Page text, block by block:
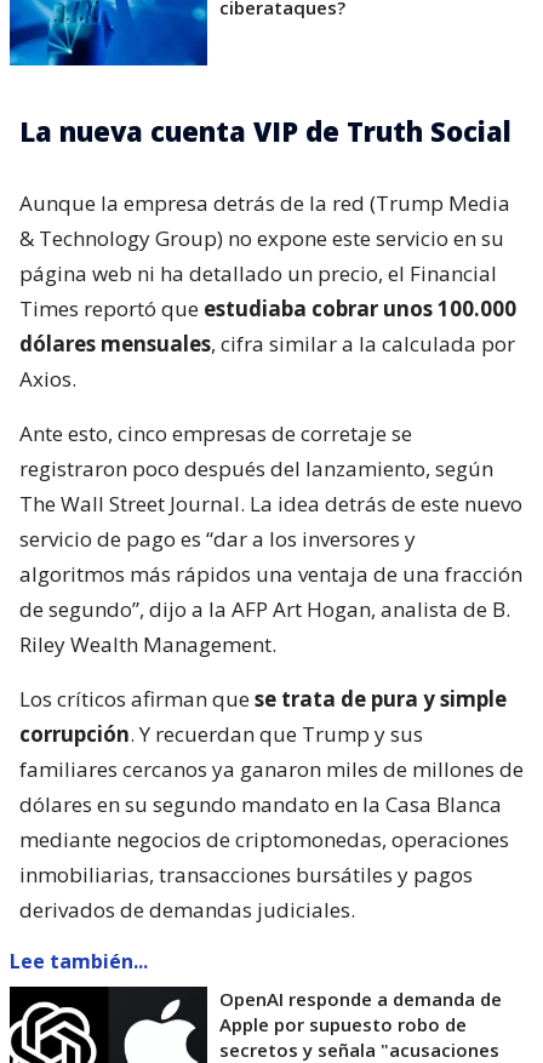
ciberataques?
La nueva cuenta VIP de Truth Social
Aunque la empresa detrás de la red (Trump Media
& Technology Group) no expone este servicio en su
página web ni ha detallado un precio, el Financial
Times reportó que estudiaba cobrar unos 100.000
dólares mensuales, cifra similar a la calculada por
Axios.
Ante esto, cinco empresas de corretaje se
registraron poco después del lanzamiento, según
The Wall Street Journal. La idea detrás de este nuevo
servicio de pago es “dar a los inversores y
algoritmos más rápidos una ventaja de una fracción
de segundo”, dijo a la AFP Art Hogan, analista de B.
Riley Wealth Management.
Los críticos afirman quese trata de pura y simple
corrupción. Y recuerdan que Trump y sus
familiares cercanos ya ganaron miles de millones de
dólares en su segundo mandato en la Casa Blanca
mediante negocios de criptomonedas, operaciones
inmobiliarias, transacciones bursátiles y pagos
derivados de demandas judiciales.
Lee también...
OpenAI responde a demanda de
Apple por supuesto robo de
secretos y señala "acusaciones